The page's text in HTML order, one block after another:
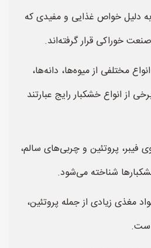
دلیل خواص غذایی و مفیدی که
خوراکی قرار گرفته‌اند.
مختلفی از میوه‌ها، دانه‌ها،
از انواع خشکبار رایج عبارتند
فیبر، پروتئین و چربی‌های سالم،
شناخته می‌شود.
مغذی زیادی از جمله پروتئین،